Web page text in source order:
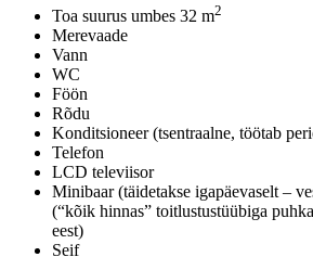
Toa suurus umbes 32 m2
Merevaade
Vann
WC
Föön
Rõdu
Konditsioneer (tsentraalne, töötab
Telefon
LCD televiisor
Minibaar (täidetakse igapäevaselt –
(“kõik hinnas” toitlustustüübiga
eest)
Seif